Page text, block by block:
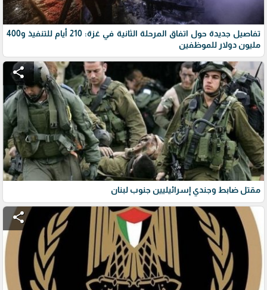
تفاصيل جديدة حول اتفاق المرحلة الثانية في غزة: 210 أيام للتنفيذ و400
مليون دولار للموظفين
share
مقتل ضابط وجندي إسرائيليين جنوب لبنان
share